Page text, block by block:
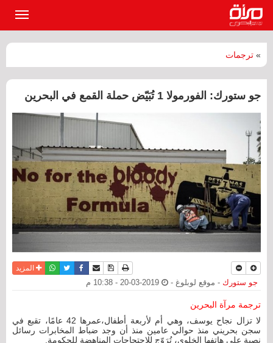
» ترجمات
جو ستورك: الفورمولا 1 تُبَيّض حملة القمع في البحرين
نسخة للطباعة
حفظ الموضوع
أرسل الى صديق
فيسبوكتويترواتسابالمزيد
جو ستورك - موقع لوبلوغ -
ترجمة مرآة البحرين
لا تزال نجاح يوسف، وهي أم لأربعة أطفال،عمرها 42 عامًا، تقبع في
سجن بحريني منذ حوالي عامين منذ أن وجد ضباط المخابرات رسائل
نصية على هاتفها الخلوي، تُرَوّج للاحتجاجات المناهضة للحكومة.